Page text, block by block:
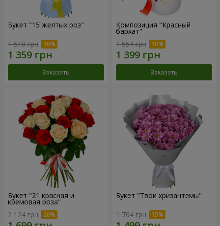
Букет "15 желтых роз"
1 510 грн
Заказать
Композиция "Красный
бархат"
1 554 грн
Заказать
Букет "21 красная и
кремовая роза"
2 124 грн
Букет "Твои хризантемы"
1 764 грн